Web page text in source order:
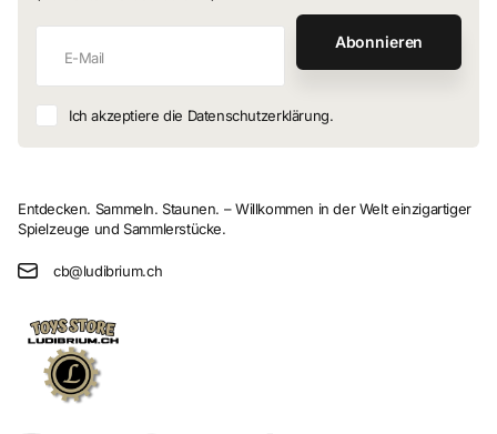
Abonnieren
Ich akzeptiere die Datenschutzerklärung.
Entdecken. Sammeln. Staunen. – Willkommen in der Welt einzigartiger
Spielzeuge und Sammlerstücke.
cb@ludibrium.ch